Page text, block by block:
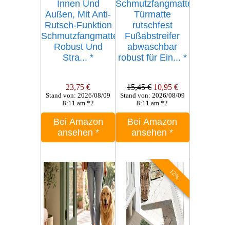
Innen Und
Außen, Mit Anti-
Rutsch-Funktion
Schmutzfangmatte,
Robust Und
Stra... *
23,75 €
Stand von: 2026/08/09
8:11 am *2
Bei Amazon
ansehen *
Schmutzfangmatte
Türmatte
rutschfest
Fußabstreifer
abwaschbar
robust für Ein... *
15,45 € 10,95 €
Stand von: 2026/08/09
8:11 am *2
Bei Amazon
ansehen*
12%